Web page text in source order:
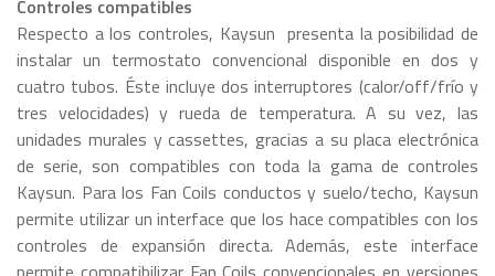
Controles compatibles
Respecto a los controles, Kaysun presenta la posibilidad de
instalar un termostato convencional disponible en dos y
cuatro tubos. Éste incluye dos interruptores (calor/off/frío y
tres velocidades) y rueda de temperatura. A su vez, las
unidades murales y cassettes, gracias a su placa electrónica
de serie, son compatibles con toda la gama de controles
Kaysun. Para los Fan Coils conductos y suelo/techo, Kaysun
permite utilizar un interface que los hace compatibles con los
controles de expansión directa. Además, este interface